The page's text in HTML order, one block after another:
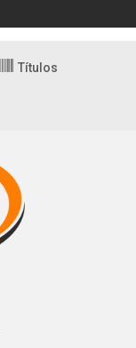
Títulos